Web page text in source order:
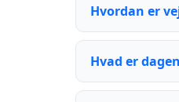
Hvordan er
Hvad er